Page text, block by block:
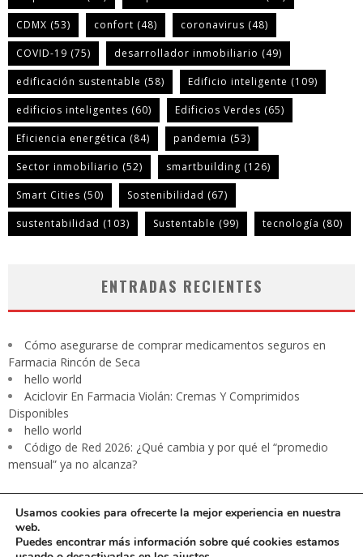
CDMX (53) confort (48) coronavirus (48)
COVID-19 (75) desarrollador inmobiliario (49)
edificación sustentable (58) Edificio inteligente (109)
edificios inteligentes (60) Edificios Verdes (65)
Eficiencia energética (84) pandemia (53)
Sector inmobiliario (52) smartbuilding (126)
Smart Cities (50) Sostenibilidad (67)
sustentabilidad (103) Sustentable (99) tecnología (80)
ENTRADAS RECIENTES
Cómo asegurarse de comprar medicamentos seguros en
Farmacia Rincón de Seca
hello world
Aciclovir En Farmacia Violán: Cremas Y Comprimidos
Disponibles
hello world
Código de Red 2026: ¿Qué cambia y por qué el “promedio
mensual” ya no alcanza?
Usamos cookies para ofrecerte la mejor experiencia en nuestra
web.
Puedes encontrar más información sobre qué cookies estamos